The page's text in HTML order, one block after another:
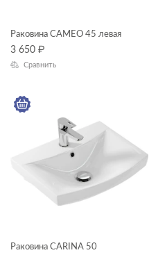
NENO
PARVA
PRIME
PRIME BLACK
Раковина CAMEO 45 левая
3 650 ₽
Сравнить
Раковина CARINA 50